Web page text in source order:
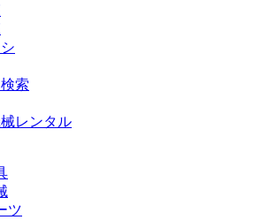
索
レンタル
ツ